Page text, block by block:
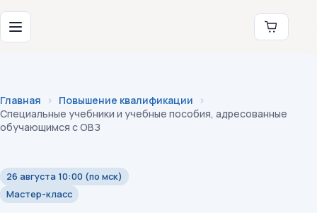
Перейти к содержимому
Институт коррекционной педагогики
Меню
Главная
Повышение квалификации
Специальные учебники и учебные пособия, адресованные
обучающимся с ОВЗ
26 августа 10:00 (по мск)
Мастер-класс